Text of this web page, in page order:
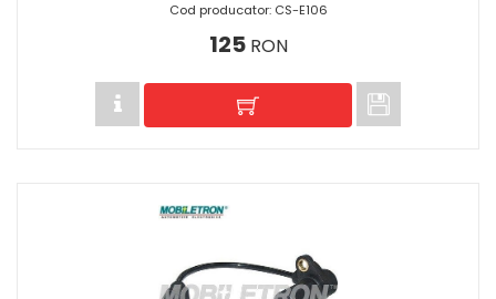
Cod producator: CS-E106
125RON